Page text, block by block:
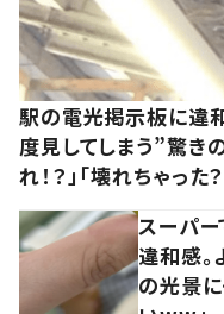
駅の電光掲示板に違
度見してしまう”驚き
れ！？」「壊れちゃった？
スーパー
違和感。
の光景に